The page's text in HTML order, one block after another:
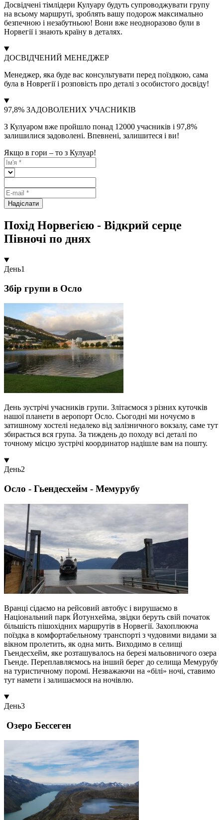
Досвідчені тімлідери Кулуару будуть супроводжувати групу
на всьому маршруті, зроблять вашу подорож максимально
безпечною і незабутньою! Вони вже неодноразово були в
Норвегії і знають країну в деталях.
ДОСВІДЧЕНИЙ МЕНЕДЖЕР
Менеджер, яка буде вас консультувати перед поїздкою, сама
була в Новрегії і розповість про деталі з особистого досвіду!
97,8% ЗАДОВОЛЕНИХ УЧАСНИКІВ
З Кулуаром вже пройшло понад 12000 учасників і 97,8%
залишилися задоволені. Впевнені, залишитеся і ви!
Якщо в гори – то з Кулуар!
Надіслати
Похід Норвегією - Відкрий серце
Півночі по днях
День1
Збір групи в Осло
День зустрічі учасників групи. Злітаємося з різних куточків
нашої планети в аеропорт Осло. Сьогодні ми ночуємо в
затишному хостелі недалеко від залізничного вокзалу, саме тут
збирається вся група. За тиждень до походу всі деталі по
точному місцю зустрічі координатор надішле вам на пошту.
День2
Осло - Гьендесхейм - Мемурубу
Вранці сідаємо на рейсовий автобус і вирушаємо в
Національний парк Йотунхейма, звідки беруть свій початок
більшість пішохідних маршрутів в Норвегії. Захоплююча
поїздка в комфортабельному транспорті з чудовими видами за
вікном пролетить, як одна мить. Виходимо в селищі
Гьендесхейм, яке розташувалось на березі мальовничого озера
Гьенде. Переплавляємось на інший берег до селища Мемурубу
на туристичному поромі. Незважаючи на «білі» ночі, ставимо
тут намети і залишаємося на ночівлю.
День3
Озеро Бессеген